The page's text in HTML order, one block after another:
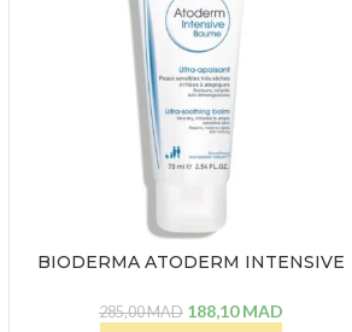
BIODERMA ATODERM INTENSIVE
285,00MAD 188,10MAD